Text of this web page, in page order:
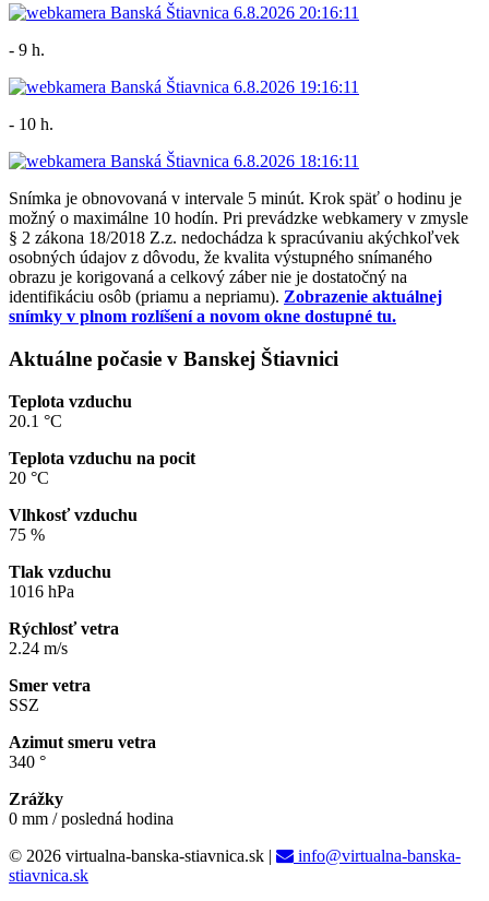
- 9 h.
- 10 h.
Snímka je obnovovaná v intervale 5 minút. Krok späť o hodinu je
možný o maximálne 10 hodín. Pri prevádzke webkamery v zmysle
§ 2 zákona 18/2018 Z.z. nedochádza k spracúvaniu akýchkoľvek
osobných údajov z dôvodu, že kvalita výstupného snímaného
obrazu je korigovaná a celkový záber nie je dostatočný na
identifikáciu osôb (priamu a nepriamu). Zobrazenie aktuálnej
snímky v plnom rozlíšení a novom okne dostupné tu.
Aktuálne počasie v Banskej Štiavnici
Teplota vzduchu
20.1 °C
Teplota vzduchu na pocit
20 °C
Vlhkosť vzduchu
75 %
Tlak vzduchu
1016 hPa
Rýchlosť vetra
2.24 m/s
Smer vetra
SSZ
Azimut smeru vetra
340 °
Zrážky
0 mm / posledná hodina
© 2026 virtualna-banska-stiavnica.sk |
info@virtualna-banska-
stiavnica.sk